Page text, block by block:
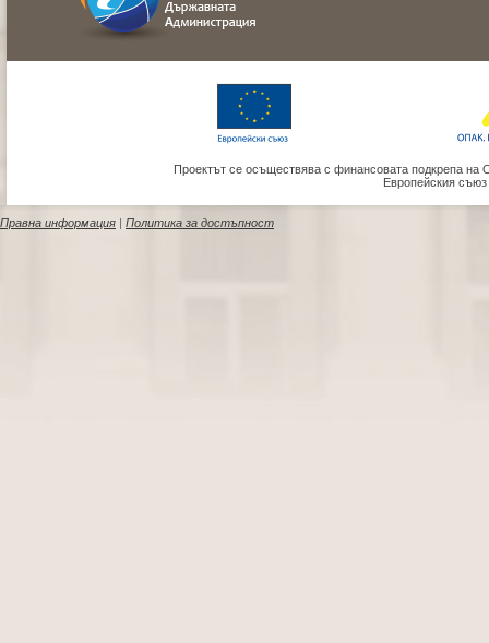
Проектът се осъществява с финансовата подкрепа на
Европейския
Правна информация | Политика за достъпност